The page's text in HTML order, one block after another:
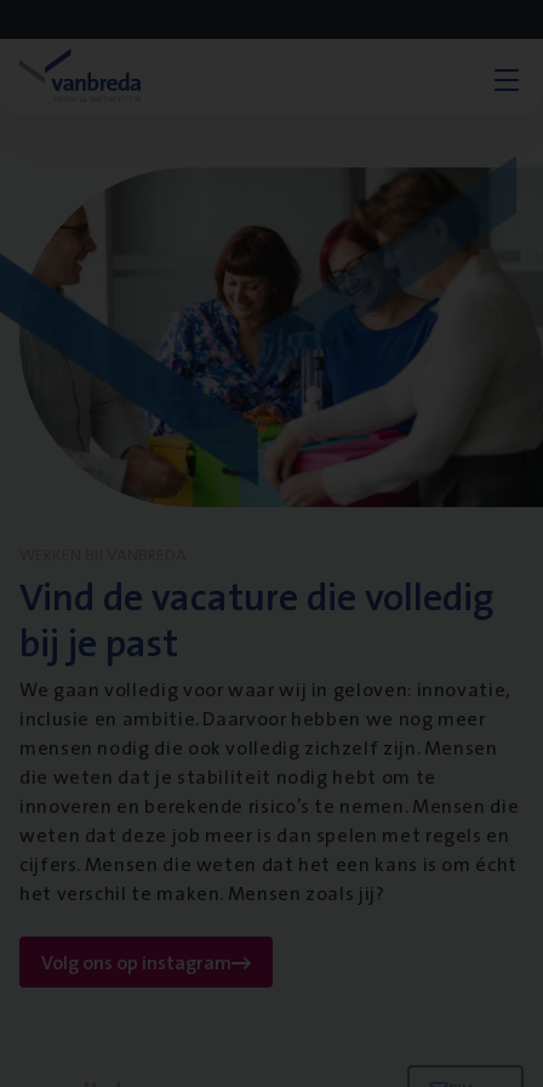
Vind de vacature die volledig
bij je past
We gaan volledig voor waar wij in geloven: innovatie,
inclusie en ambitie. Daarvoor hebben we nog meer
mensen nodig die ook volledig zichzelf zijn. Mensen
die weten dat je stabiliteit nodig hebt om te
innoveren en berekende risico’s te nemen. Mensen die
weten dat deze job meer is dan spelen met regels en
cijfers. Mensen die weten dat het een kans is om écht
het verschil te maken. Mensen zoals jij?
Volg ons op instagram